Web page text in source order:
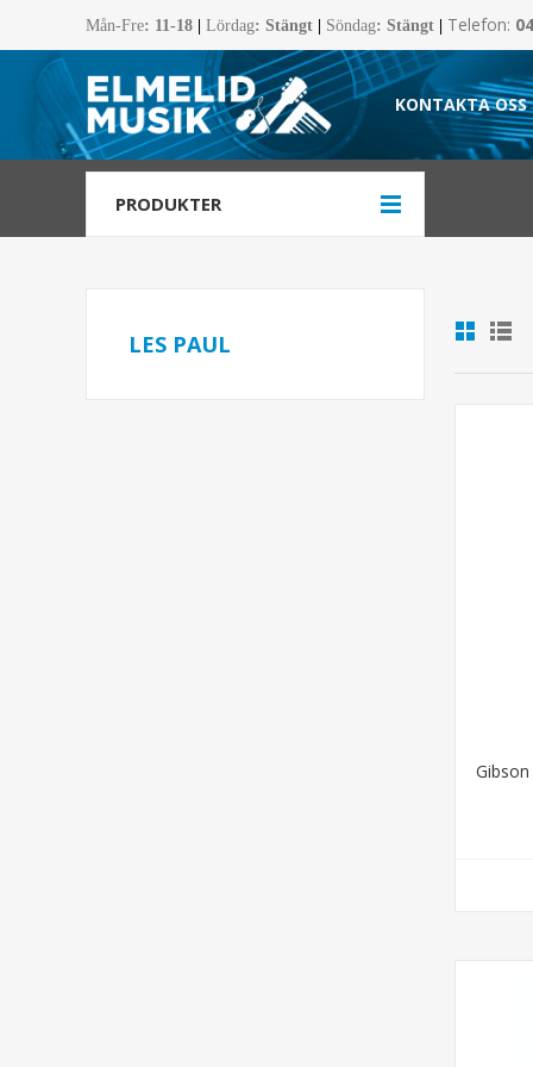
Mån-Fre: 11-18 Lördag: Stängt Söndag: Stängt Telefon:
KONTAKTA OSS
PRODUKTER
LES PAUL